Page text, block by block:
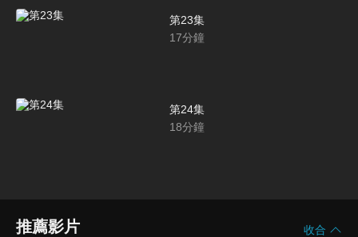
第23集
17分鐘
第24集
18分鐘
推薦影片 收合